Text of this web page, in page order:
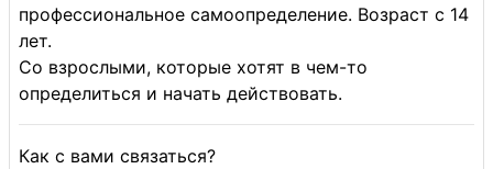
профессиональное самоопределение. Возраст с 14
лет.
Со взрослыми, которые хотят в чем-то
определиться и начать действовать.
Как с вами связаться?